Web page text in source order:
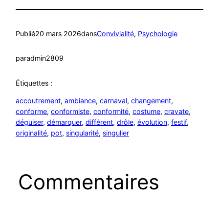
Publié20 mars 2026dansConvivialité, Psychologie
paradmin2809
Étiquettes :
accoutrement, ambiance, carnaval, changement
conforme, conformiste, conformité, costume, cravate
déguiser, démarquer, différent, drôle, évolution, festif
originalité, pot, singularité, singulier
Commentaires